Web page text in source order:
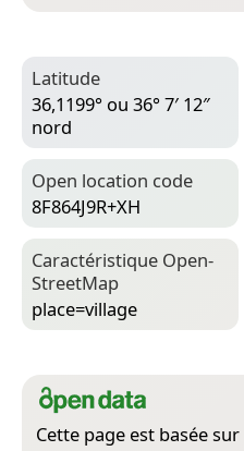
Latitude
36,1199° ou 36° 7′ 12″
nord
Open location code
8F864J9R+XH
Caractéristique Open­
Street­Map
place=­village
Cette page est basée sur